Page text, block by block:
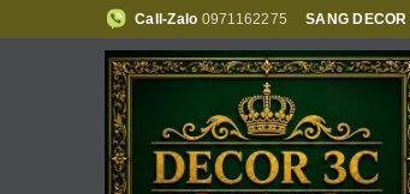
Call-Zalo 0971162275 SANG DECOR